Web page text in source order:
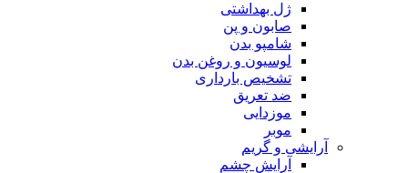
ژل بهداشتی
صابون و پن
شامپو بدن
لوسیون و روغن بدن
تشخیص بارداری
ضد تعریق
موزدایی
آرایشی و گریم
آرایش چشم